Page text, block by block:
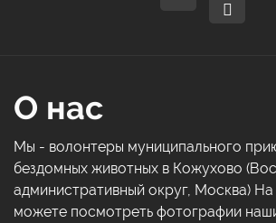
О нас
Мы - волонтеры муниципального
бездомных животных в Кожухово
административный округ, Москва)
можете посмотреть фотографии